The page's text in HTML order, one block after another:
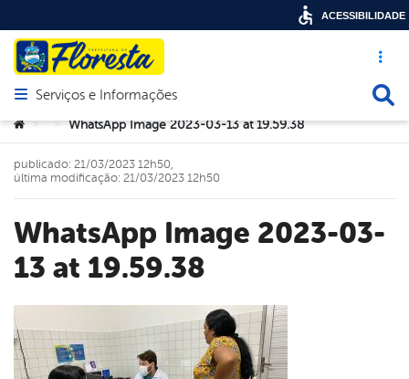
Acesso
Abrir menu principal de navegação
Serviços e Informações
Você está aqui:
> > WhatsApp Image 2023-03-13 at 19.59.38
WhatsApp Image 2023-03-
13 at 19.59.38
publicado: 21/03/2023 12h50,
última modificação: 21/03/2023 12h50
ACESSIBILIDADE